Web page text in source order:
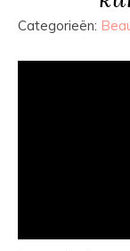
Categorieën: